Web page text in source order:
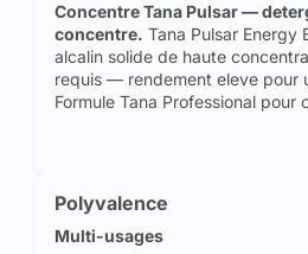
Concentre Tana Pulsar —
concentre. Tana Pulsar
alcalin solide de haute
requis — rendement eleve pour
Formule Tana Professional pour
Polyvalence
Multi-usages